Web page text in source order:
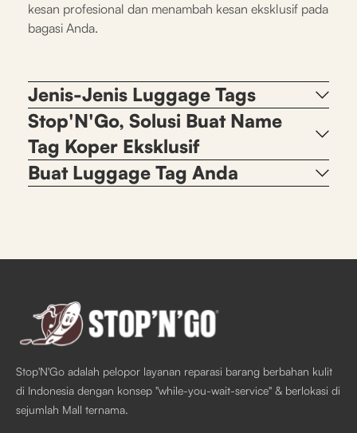
kesan profesional dan menambah kesan eksklusif pada
bagasi Anda.
Jenis-Jenis Luggage Tags
Stop'N'Go, Solusi Buat Name
Tag Koper Eksklusif
Buat Luggage Tag Anda
Stop'N'Go adalah pelopor layanan reparasi barang berbahan kulit
di Indonesia dengan konsep "while-you-wait-service" & berlokasi di
sejumlah Mall ternama.